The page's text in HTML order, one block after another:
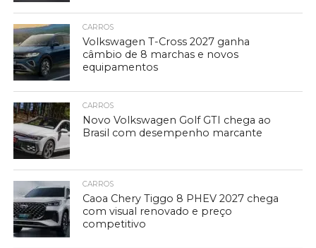
CARROS
Volkswagen T-Cross 2027 ganha
câmbio de 8 marchas e novos
equipamentos
CARROS
Novo Volkswagen Golf GTI chega ao
Brasil com desempenho marcante
CARROS
Caoa Chery Tiggo 8 PHEV 2027 chega
com visual renovado e preço
competitivo